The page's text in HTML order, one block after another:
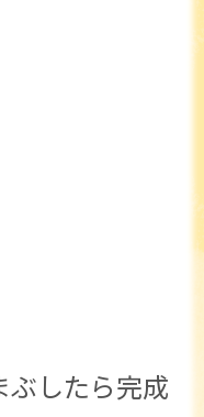
したら完成